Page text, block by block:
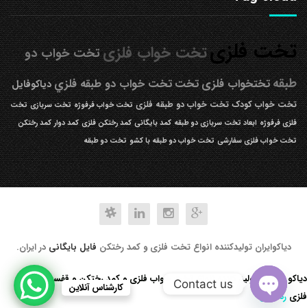
تخت فلزیتخت خواب فلزیتخت خواب دو
طبقه تختخواب فلزیتختتخت خواب دو طبقه فلزيدیاکوفایل
تخت خواب کودک تخت خواب دو طبقه فلزی تخت خواب فرفوژه تخت سربازی تخت
فلزی فرفوژه ابعاد تخت سربازی دو طبقه کمد بایگانی کمد رختکن فلزی کمد دوار کمد رختکن
تخت خواب فلزی سفارشی تخت خواب دو طبقه با کشو تخت دو طبقه
دیاکوایران تولیدکننده انواع تخت فلزی و کمد رختکن فایل بایگانی در ایران.
کارشناس آنلاین
دیاکو صنعت تولید کننده انواع تخت خواب فلزی و کمد رختکن و قفسه کتابخانه
فلزی رد کردن
Contact us